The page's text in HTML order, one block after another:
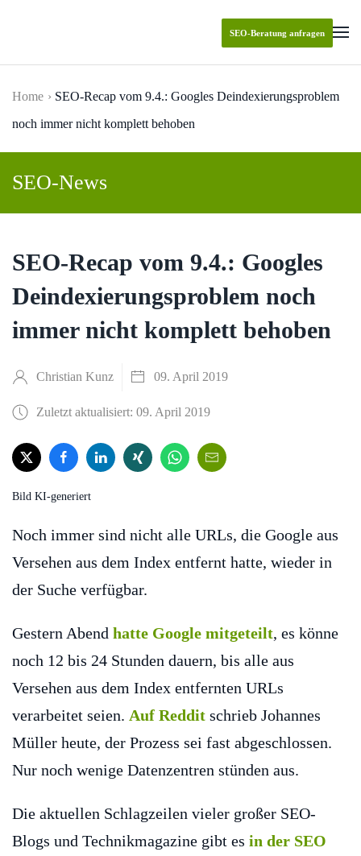
SEO-Beratung anfragen
Home
SEO-Recap vom 9.4.: Googles Deindexierungsproblem
noch immer nicht komplett behoben
SEO-News
SEO-Recap vom 9.4.: Googles
Deindexierungsproblem noch
immer nicht komplett behoben
Christian Kunz 09. April 2019
Zuletzt aktualisiert: 09. April 2019
Bild KI-generiert
Noch immer sind nicht alle URLs, die Google aus
Versehen aus dem Index entfernt hatte, wieder in
der Suche verfügbar.
Gestern Abend hatte Google mitgeteilt, es könne
noch 12 bis 24 Stunden dauern, bis alle aus
Versehen aus dem Index entfernten URLs
verarbeitet seien. Auf Reddit schrieb Johannes
Müller heute, der Prozess sei fast abgeschlossen.
Nur noch wenige Datenzentren stünden aus.
Die aktuellen Schlagzeilen vieler großer SEO-
Blogs und Technikmagazine gibt es in der SEO